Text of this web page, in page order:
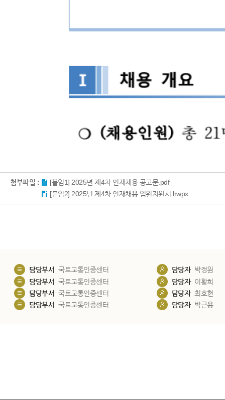
첨부파일 :
[붙임1] 2025년 제4차 인재채용 공고문.pdf
[붙임2] 2025년 제4차 인재채용 입원지원서.hwpx
담당부서 국토교통인증센터 담당자 박정원
담당부서 국토교통인증센터 담당자 이황희
담당부서 국토교통인증센터 담당자 최호현
담당부서 국토교통인증센터 담당자 박근용